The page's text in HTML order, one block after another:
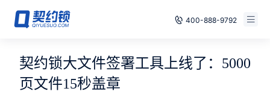
400-888-9792
电子签章
免费试用
已有账号，登录
契约锁大文件签署工具上线了：5000
页文件15秒盖章